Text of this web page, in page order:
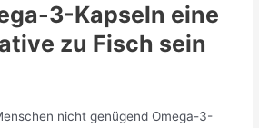
3-Kapseln eine
zu Fisch sein
nicht genügend Omega-3-